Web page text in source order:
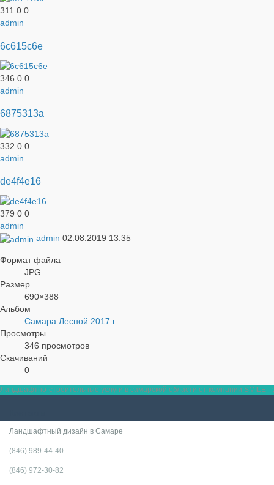
311 0 0
admin
6c615c6e
346 0 0
admin
6875313a
332 0 0
admin
de4f4e16
379 0 0
admin
admin 02.08.2019 13:35
Формат файла
JPG
Размер
690×388
Альбом
Самара Лесной 2017 г.
Просмотры
346 просмотров
Скачиваний
0
Ландшафтно-строительные услуги в самарской области от компании SMILE -
Ландшафтный дизайн в Самаре
(846) 989-44-40
(846) 972-30-82